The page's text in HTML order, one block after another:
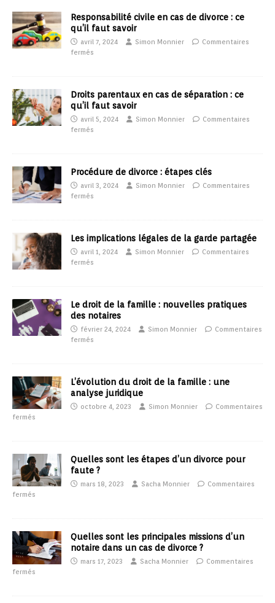
Responsabilité civile en cas de divorce : ce
qu’il faut savoir
avril 7, 2024 Simon Monnier
Commentaires
fermés
Droits parentaux en cas de séparation : ce
qu’il faut savoir
avril 5, 2024 Simon Monnier
Commentaires
fermés
Procédure de divorce : étapes clés
avril 3, 2024 Simon Monnier
Commentaires
fermés
Les implications légales de la garde partagée
avril 1, 2024 Simon Monnier
Commentaires
fermés
Le droit de la famille : nouvelles pratiques
des notaires
février 24, 2024 Simon Monnier
Commentaires
fermés
L’évolution du droit de la famille : une
analyse juridique
octobre 4, 2023 Simon Monnier
Commentaires
fermés
Quelles sont les étapes d’un divorce pour
faute ?
mars 18, 2023 Sacha Monnier
Commentaires
fermés
Quelles sont les principales missions d’un
notaire dans un cas de divorce ?
mars 17, 2023 Sacha Monnier
Commentaires
fermés